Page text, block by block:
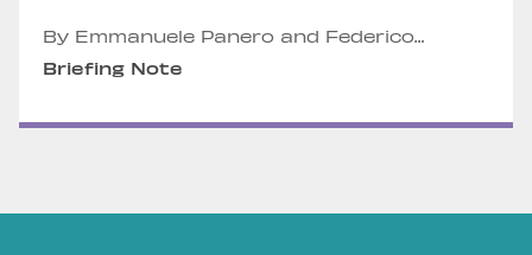
By Emmanuele Panero and Federico
Briefing Note